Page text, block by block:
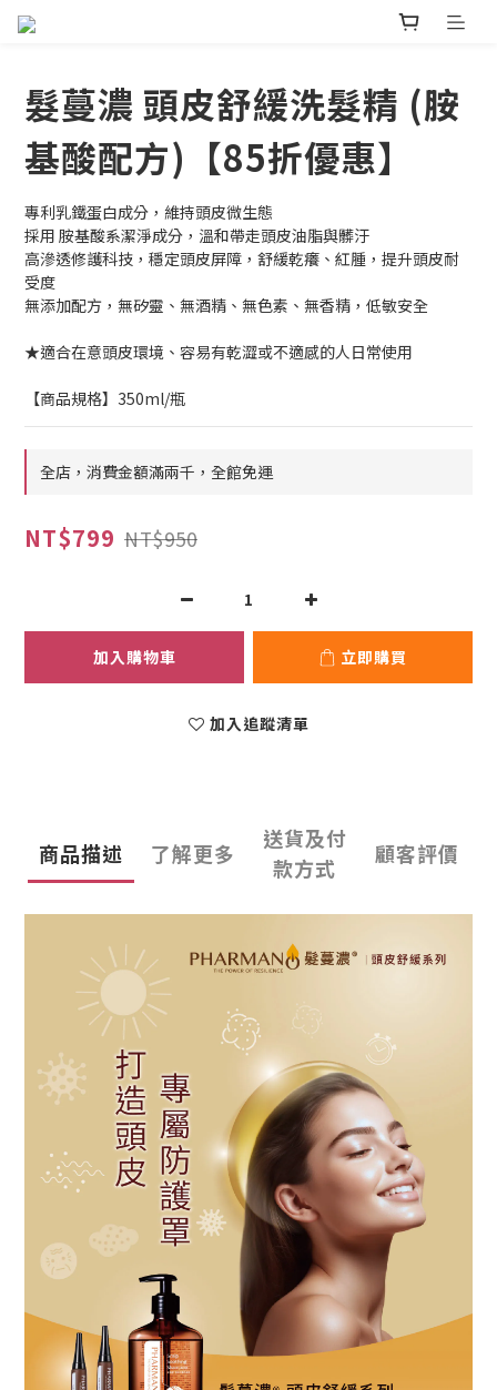
髮蔓濃 頭皮舒緩洗髮精 (胺
基酸配方)【85折優惠】
專利乳鐵蛋白成分，維持頭皮微生態
採用 胺基酸系潔淨成分，溫和帶走頭皮油脂與髒汙
高滲透修護科技，穩定頭皮屏障，舒緩乾癢、紅腫，提升頭皮耐
受度
無添加配方，無矽靈、無酒精、無色素、無香精，低敏安全
★適合在意頭皮環境、容易有乾澀或不適感的人日常使用
【商品規格】350ml/瓶
全店，消費金額滿兩千，全館免運
NT$799 NT$950
加入購物車 立即購買
加入追蹤清單
商品描述 了解更多
送貨及付
款方式
顧客評價